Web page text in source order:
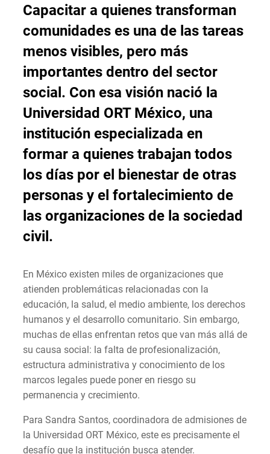
Capacitar a quienes transforman
comunidades es una de las tareas
menos visibles, pero más
importantes dentro del sector
social. Con esa visión nació la
Universidad ORT México, una
institución especializada en
formar a quienes trabajan todos
los días por el bienestar de otras
personas y el fortalecimiento de
las organizaciones de la sociedad
civil.
En México existen miles de organizaciones que
atienden problemáticas relacionadas con la
educación, la salud, el medio ambiente, los derechos
humanos y el desarrollo comunitario. Sin embargo,
muchas de ellas enfrentan retos que van más allá de
su causa social: la falta de profesionalización,
estructura administrativa y conocimiento de los
marcos legales puede poner en riesgo su
permanencia y crecimiento.
Para Sandra Santos, coordinadora de admisiones de
la Universidad ORT México, este es precisamente el
desafío que la institución busca atender.